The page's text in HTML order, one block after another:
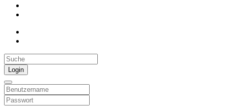
Login